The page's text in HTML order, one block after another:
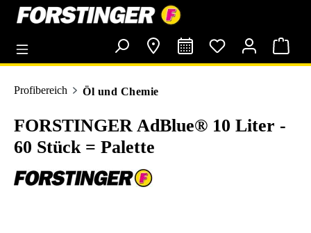
springen
Profibereich Öl und Chemie
FORSTINGER AdBlue® 10 Liter -
60 Stück = Palette